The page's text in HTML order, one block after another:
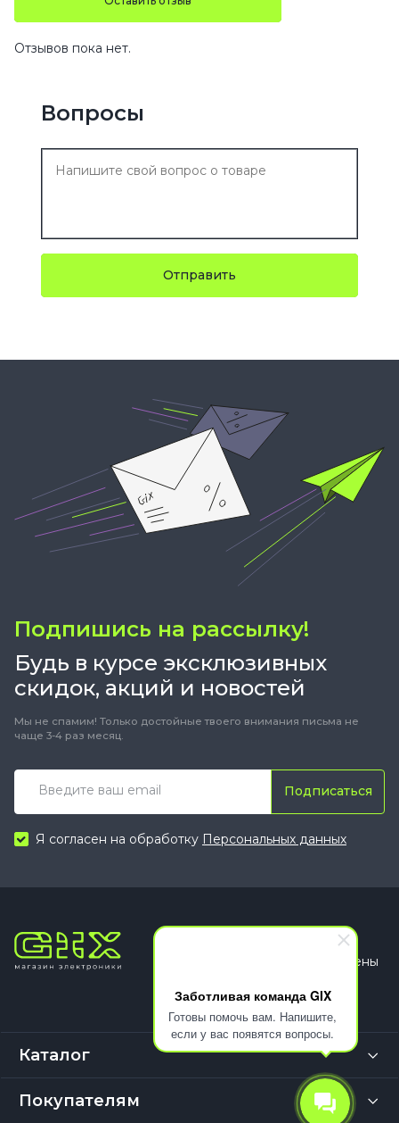
Заботливая команда GIX
Готовы помочь вам. Напишите,
если у вас появятся вопросы.
Отзывов пока нет.
Вопросы
Отправить
Подпишись на рассылку!
Будь в курсе эксклюзивных
скидок, акций и новостей
Мы не спамим! Только достойные твоего внимания письма не
чаще 3-4 раз месяц.
Подписаться
Я согласен на обработку Персональных данных
Все права защищены
Каталог
Покупателям